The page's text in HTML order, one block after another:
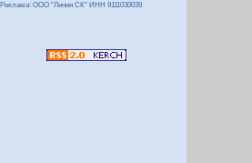
Реклама: ООО "Линия СК" ИНН 9111030039